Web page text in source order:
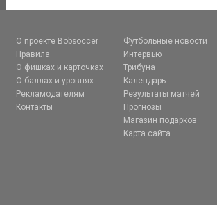
О проекте Bobsoccer
Правила
О фишках и карточках
О баллах и уровнях
Рекламодателям
Контакты
Футбольные новости
Интервью
Трибуна
Календарь
Результаты матчей
Прогнозы
Магазин подарков
Карта сайта